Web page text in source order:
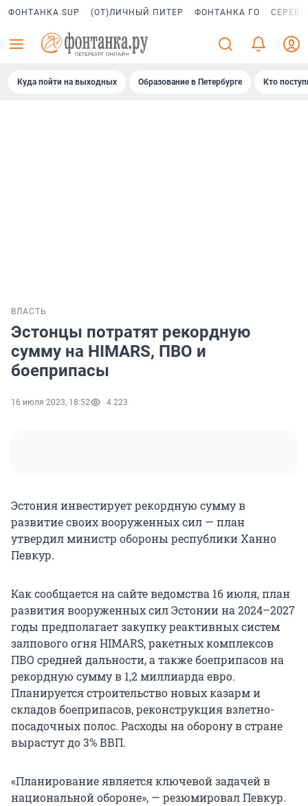
ФОНТАНКА SUP (ОТ)ЛИЧНЫЙ ПИТЕР ФОНТАНКА ГО
Куда пойти на выходных Образование в Петербурге Кто
ВЛАСТЬ
Эстонцы потратят рекордную
сумму на HIMARS, ПВО и
боеприпасы
16 июля 2023, 18:52 4 223
Эстония инвестирует рекордную сумму в
развитие своих вооруженных сил — план
утвердил министр обороны республики Ханно
Певкур.
Как сообщается на сайте ведомства 16 июля, план
развития вооруженных сил Эстонии на 2024–2027
годы предполагает закупку реактивных систем
залпового огня HIMARS, ракетных комплексов
ПВО средней дальности, а также боеприпасов на
рекордную сумму в 1,2 миллиарда евро.
Планируется строительство новых казарм и
складов боеприпасов, реконструкция взлетно-
посадочных полос. Расходы на оборону в стране
вырастут до 3% ВВП.
«Планирование является ключевой задачей в
национальной обороне», — резюмировал Певкур.